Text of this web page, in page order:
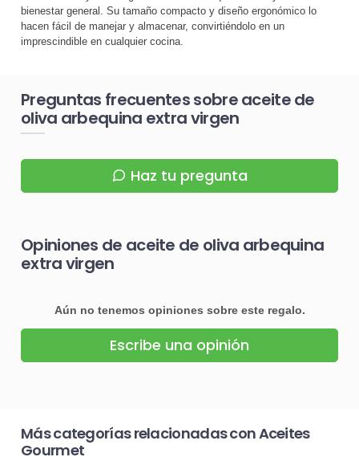
bienestar general. Su tamaño compacto y diseño ergonómico lo
hacen fácil de manejar y almacenar, convirtiéndolo en un
imprescindible en cualquier cocina.
Preguntas frecuentes sobre aceite de
oliva arbequina extra virgen
Haz tu pregunta
Opiniones de aceite de oliva arbequina
extra virgen
Aún no tenemos opiniones sobre este regalo.
Escribe una opinión
Más categorías relacionadas con Aceites
Gourmet